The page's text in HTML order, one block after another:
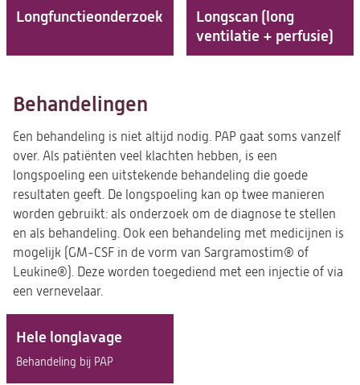
Longfunctie­onderzoek
Longscan (long
ventilatie + perfusie)
Behandelingen
Een behandeling is niet altijd nodig. PAP gaat soms vanzelf
over. Als patiënten veel klachten hebben, is een
longspoeling een uitstekende behandeling die goede
resultaten geeft. De longspoeling kan op twee manieren
worden gebruikt: als onderzoek om de diagnose te stellen
en als behandeling. Ook een behandeling met medicijnen is
mogelijk (GM-CSF in de vorm van Sargramostim® of
Leukine®). Deze worden toegediend met een injectie of via
een vernevelaar.
Hele longlavage
Behandeling bij PAP